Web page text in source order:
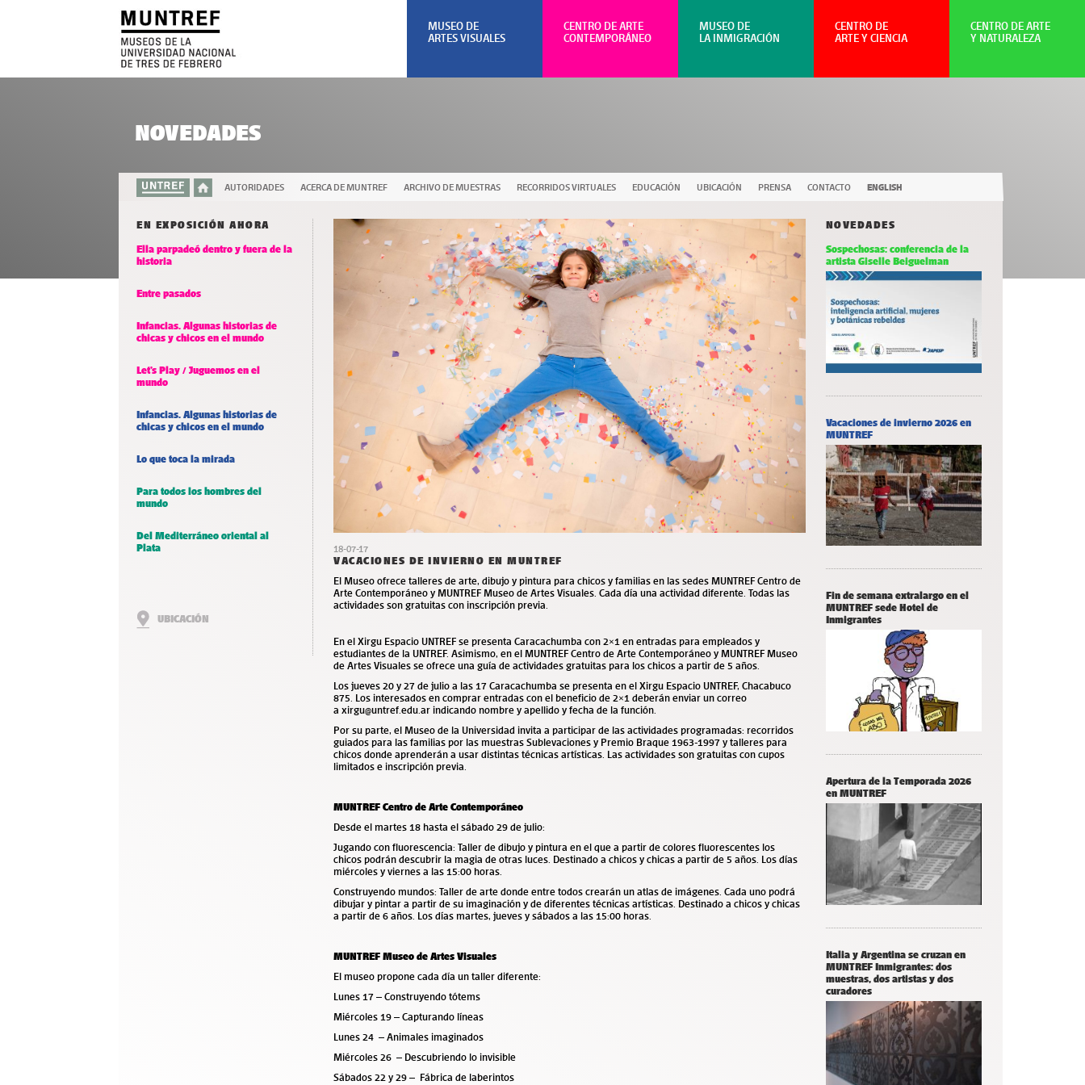
AUTORIDADES ACERCA DE MUNTREF ARCHIVO DE MUESTRAS RECORRIDOS VIRTUALES EDUCACIÓN UBICACIÓN PRENSA CONTACTO ENGLISH
NOVEDADES
EN EXPOSICIÓN AHORA
Ella parpadeó dentro y fuera de la
historia
Entre pasados
Infancias. Algunas historias de
chicas y chicos en el mundo
Let’s Play / Juguemos en el
mundo
Infancias. Algunas historias de
chicas y chicos en el mundo
Lo que toca la mirada
Para todos los hombres del
mundo
Del Mediterráneo oriental al
Plata
UBICACIÓN
18-07-17
VACACIONES DE INVIERNO EN MUNTREF
El Museo ofrece talleres de arte, dibujo y pintura para chicos y familias en las sedes MUNTREF Centro de
Arte Contemporáneo y MUNTREF Museo de Artes Visuales. Cada día una actividad diferente. Todas las
actividades son gratuitas con inscripción previa.
En el Xirgu Espacio UNTREF se presenta Caracachumba con 2×1 en entradas para empleados y
estudiantes de la UNTREF. Asimismo, en el MUNTREF Centro de Arte Contemporáneo y MUNTREF Museo
de Artes Visuales se ofrece una guía de actividades gratuitas para los chicos a partir de 5 años.
Los jueves 20 y 27 de julio a las 17 Caracachumba se presenta en el Xirgu Espacio UNTREF, Chacabuco
875. Los interesados en comprar entradas con el beneficio de 2×1 deberán enviar un correo
a xirgu@untref.edu.ar indicando nombre y apellido y fecha de la función.
Por su parte, el Museo de la Universidad invita a participar de las actividades programadas: recorridos
guiados para las familias por las muestras Sublevaciones y Premio Braque 1963-1997 y talleres para
chicos donde aprenderán a usar distintas técnicas artísticas. Las actividades son gratuitas con cupos
limitados e inscripción previa.
MUNTREF Centro de Arte Contemporáneo
Desde el martes 18 hasta el sábado 29 de julio:
Jugando con fluorescencia: Taller de dibujo y pintura en el que a partir de colores fluorescentes los
chicos podrán descubrir la magia de otras luces. Destinado a chicos y chicas a partir de 5 años. Los días
miércoles y viernes a las 15:00 horas.
Construyendo mundos: Taller de arte donde entre todos crearán un atlas de imágenes. Cada uno podrá
dibujar y pintar a partir de su imaginación y de diferentes técnicas artísticas. Destinado a chicos y chicas
a partir de 6 años. Los días martes, jueves y sábados a las 15:00 horas.
MUNTREF Museo de Artes Visuales
El museo propone cada día un taller diferente:
Lunes 17 – Construyendo tótems
Miércoles 19 – Capturando líneas
Lunes 24 – Animales imaginados
Miércoles 26 – Descubriendo lo invisible
Sábados 22 y 29 – Fábrica de laberintos
NOVEDADES
Sospechosas: conferencia de la
artista Giselle Beiguelman
Vacaciones de invierno 2026 en
MUNTREF
Fin de semana extralargo en el
MUNTREF sede Hotel de
Inmigrantes
Apertura de la Temporada 2026
en MUNTREF
Italia y Argentina se cruzan en
MUNTREF Inmigrantes: dos
muestras, dos artistas y dos
curadores
CENTRO DE ARTE
Y NATURALEZA
CENTRO DE
ARTE Y CIENCIA
MUSEO DE
LA INMIGRACIÓN
CENTRO DE ARTE
CONTEMPORÁNEO
MUSEO DE
ARTES VISUALES